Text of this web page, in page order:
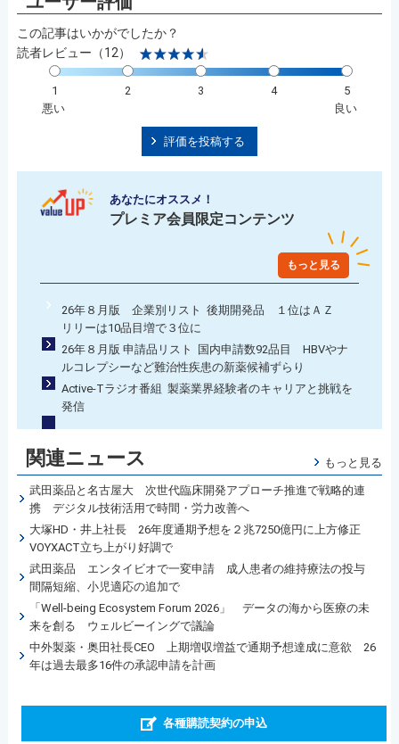
この記事はいかがでしたか？
読者レビュー（12）
1 2 3 4
5
悪い
良い
評価を投稿する
あなたにオススメ！
プレミア会員限定コンテンツ
もっと見る
26年８月版 企業別リスト 後期開発品 １位はＡＺ
リリーは10品目増で３位に
26年８月版 申請品リスト 国内申請数92品目 HBVやナ
ルコレプシーなど難治性疾患の新薬候補ずらり
Active-Tラジオ番組 製薬業界経験者のキャリアと挑戦を
発信
関連ニュース もっと見る
武田薬品と名古屋大 次世代臨床開発アプローチ推進で戦略的連
携 デジタル技術活用で時間・労力改善へ
大塚HD・井上社長 26年度通期予想を２兆7250億円に上方修正
VOYXACT立ち上がり好調で
武田薬品 エンタイビオで一変申請 成人患者の維持療法の投与
間隔短縮、小児適応の追加で
「Well-being Ecosystem Forum 2026」 データの海から医療の未
来を創る ウェルビーイングで議論
中外製薬・奥田社長CEO 上期増収増益で通期予想達成に意欲 26
年は過去最多16件の承認申請を計画
各種購読契約の申込